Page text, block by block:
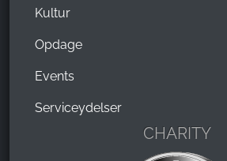
Kultur
Opdage
Events
Serviceydelser
CHARITY